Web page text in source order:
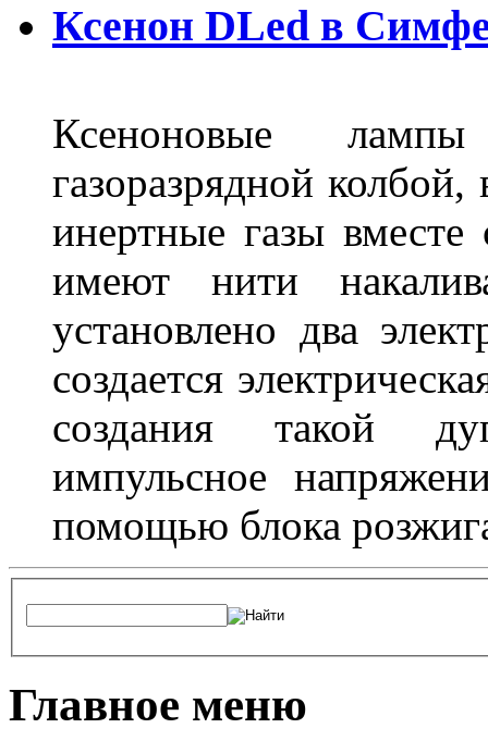
Ксенон DLed в
Ксеноновые
газоразрядной
инертные газы
имеют нити
установлено два
создается
создания такой
импульсное
помощью блока
Главное меню